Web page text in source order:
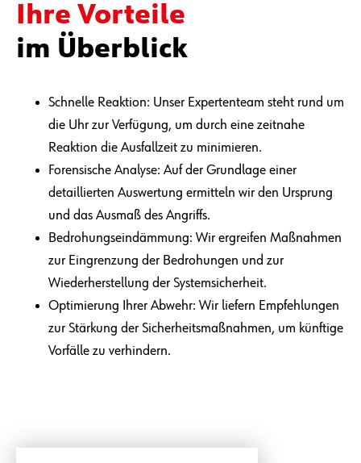
Ihre Vorteile
im Überblick
Schnelle Reaktion: Unser Expertenteam steht rund um
die Uhr zur Verfügung, um durch eine zeitnahe
Reaktion die Ausfallzeit zu minimieren.
Forensische Analyse: Auf der Grundlage einer
detaillierten Auswertung ermitteln wir den Ursprung
und das Ausmaß des Angriffs.
Bedrohungseindämmung: Wir ergreifen Maßnahmen
zur Eingrenzung der Bedrohungen und zur
Wiederherstellung der Systemsicherheit.
Optimierung Ihrer Abwehr: Wir liefern Empfehlungen
zur Stärkung der Sicherheitsmaßnahmen, um künftige
Vorfälle zu verhindern.